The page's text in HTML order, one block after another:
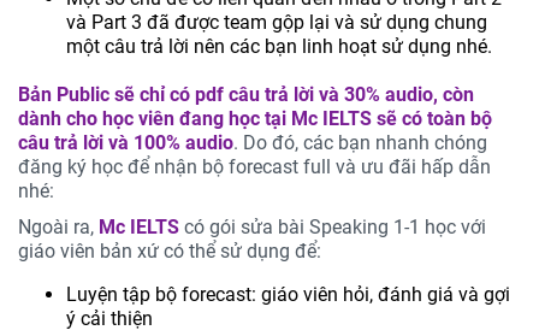
và Part 3 đã được team gộp lại và sử dụng chung
một câu trả lời nên các bạn linh hoạt sử dụng nhé.
Bản Public sẽ chỉ có pdf câu trả lời và 30% audio, còn
dành cho học viên đang học tại Mc IELTS sẽ có toàn bộ
câu trả lời và 100% audio. Do đó, các bạn nhanh chóng
đăng ký học để nhận bộ forecast full và ưu đãi hấp dẫn
nhé:
Ngoài ra, Mc IELTS có gói sửa bài Speaking 1-1 học với
giáo viên bản xứ có thể sử dụng để:
Luyện tập bộ forecast: giáo viên hỏi, đánh giá và gợi
ý cải thiện